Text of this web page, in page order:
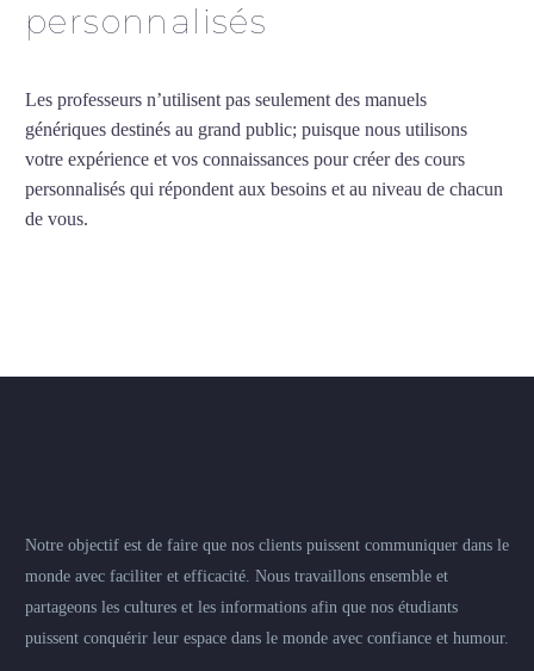
personnalisés
Les professeurs n’utilisent pas seulement des manuels
génériques destinés au grand public; puisque nous utilisons
votre expérience et vos connaissances pour créer des cours
personnalisés qui répondent aux besoins et au niveau de chacun
de vous.
Notre objectif est de faire que nos clients puissent communiquer dans le
monde avec faciliter et efficacité. Nous travaillons ensemble et
partageons les cultures et les informations afin que nos étudiants
puissent conquérir leur espace dans le monde avec confiance et humour.